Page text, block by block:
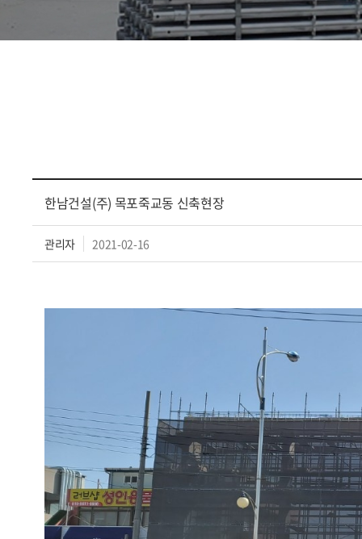
한남건설(주) 목포죽교동 신축현장
관리자 2021-02-16